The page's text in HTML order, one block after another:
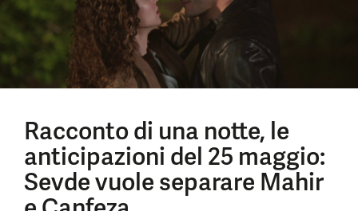
Racconto di una notte, le
anticipazioni del 25 maggio:
Sevde vuole separare Mahir